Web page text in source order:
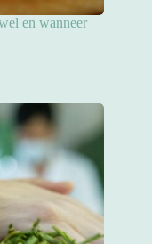
en wanneer